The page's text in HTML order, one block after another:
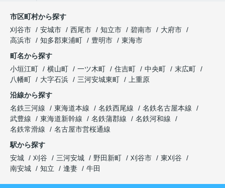
市区町村から探す
刈谷市
安城市 西尾市 知立市 碧南市
大府市
高浜市
知多郡東浦町 豊明市
東海市
町名から探す
小垣江町
横山町 一ツ木町 住吉町 中央町
末広町
八幡町
大字石浜 三河安城東町
上重原
沿線から探す
名鉄三河線
東海道本線 名鉄西尾線
名鉄名古屋本線
武豊線
東海道新幹線 名鉄蒲郡線
名鉄河和線
名鉄常滑線
名古屋市営桜通線
駅から探す
安城
刈谷 三河安城 野田新町 刈谷市
東刈谷
南安城
知立 逢妻 牛田